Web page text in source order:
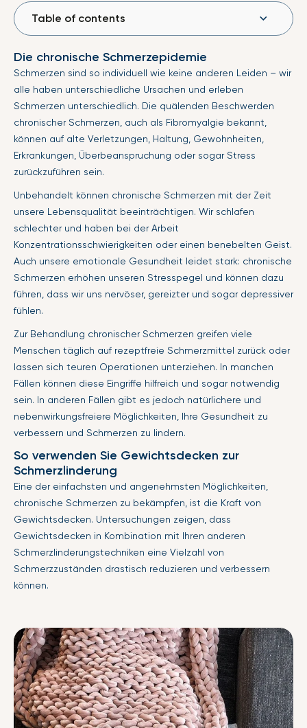
Table of contents
Die chronische Schmerzepidemie
Schmerzen sind so individuell wie keine anderen Leiden – wir
alle haben unterschiedliche Ursachen und erleben
Schmerzen unterschiedlich. Die quälenden Beschwerden
chronischer Schmerzen, auch als Fibromyalgie bekannt,
können auf alte Verletzungen, Haltung, Gewohnheiten,
Erkrankungen, Überbeanspruchung oder sogar Stress
zurückzuführen sein.
Unbehandelt können chronische Schmerzen mit der Zeit
unsere Lebensqualität beeinträchtigen. Wir schlafen
schlechter und haben bei der Arbeit
Konzentrationsschwierigkeiten oder einen benebelten Geist.
Auch unsere emotionale Gesundheit leidet stark: chronische
Schmerzen erhöhen unseren Stresspegel und können dazu
führen, dass wir uns nervöser, gereizter und sogar depressiver
fühlen.
Zur Behandlung chronischer Schmerzen greifen viele
Menschen täglich auf rezeptfreie Schmerzmittel zurück oder
lassen sich teuren Operationen unterziehen. In manchen
Fällen können diese Eingriffe hilfreich und sogar notwendig
sein. In anderen Fällen gibt es jedoch natürlichere und
nebenwirkungsfreiere Möglichkeiten, Ihre Gesundheit zu
verbessern und Schmerzen zu lindern.
So verwenden Sie Gewichtsdecken zur
Schmerzlinderung
Eine der einfachsten und angenehmsten Möglichkeiten,
chronische Schmerzen zu bekämpfen, ist die Kraft von
Gewichtsdecken. Untersuchungen zeigen, dass
Gewichtsdecken in Kombination mit Ihren anderen
Schmerzlinderungstechniken eine Vielzahl von
Schmerzzuständen drastisch reduzieren und verbessern
können.